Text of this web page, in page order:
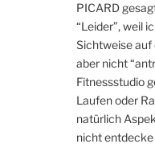
PICARD
“Leider”, weil
Sichtweise auf
aber nicht
Fitnessstudio
Laufen oder
natürlich
nicht